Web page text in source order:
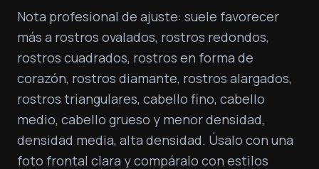
Nota profesional de ajuste: suele favorecer
más a rostros ovalados, rostros redondos,
rostros cuadrados, rostros en forma de
corazón, rostros diamante, rostros alargados,
rostros triangulares, cabello fino, cabello
medio, cabello grueso y menor densidad,
densidad media, alta densidad. Úsalo con una
foto frontal clara y compáralo con estilos